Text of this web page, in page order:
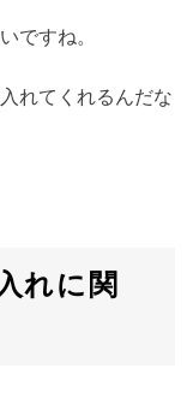
ですね。
れてくれるんだな
れに関